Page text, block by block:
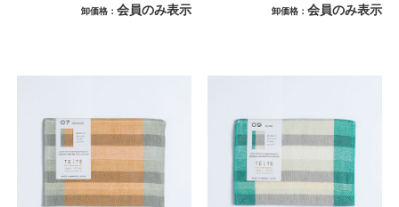
卸価格 会員のみ表示 卸価格 会員のみ表示